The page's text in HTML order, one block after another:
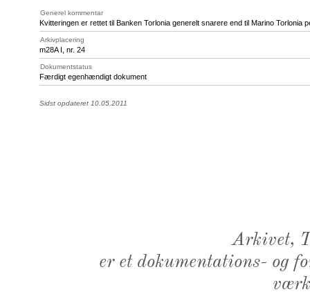
Generel kommentar
Kvitteringen er rettet til Banken Torlonia generelt snarere end til Marino Torlonia
Arkivplacering
m28A I, nr. 24
Dokumentstatus
Færdigt egenhændigt dokument
Sidst opdateret 10.05.2011
Arkivet,
er et dokumentations- og